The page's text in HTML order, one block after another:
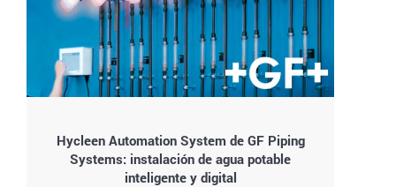
Hycleen Automation System de GF Piping
Systems: instalación de agua potable
inteligente y digital